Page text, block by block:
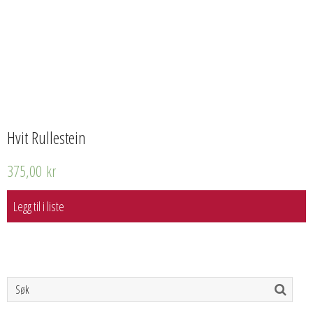
Hvit Rullestein
375,00 kr
Legg til i liste